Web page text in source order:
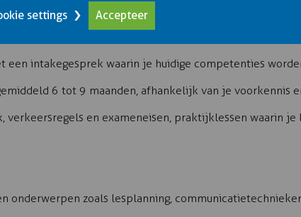
ERUIT VOOR
DIE INSTRUCTEUR
intakegesprek waarin je huidige competenties
6 tot 9 maanden, afhankelijk van je voorkennis
verkeersregels en exameneisen, praktijklessen waarin
onderwerpen zoals lesplanning,
settings Accepteer